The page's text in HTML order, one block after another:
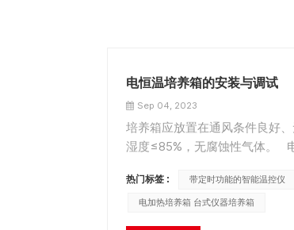
电恒温培养箱的安装与调试
Sep 04, 2023
培养箱应放置在通风条件良好
湿度≤85%，无腐蚀性气体。
热门标签 : 带定时功能的智能温控仪
电加热培养箱 台式仪器培养箱